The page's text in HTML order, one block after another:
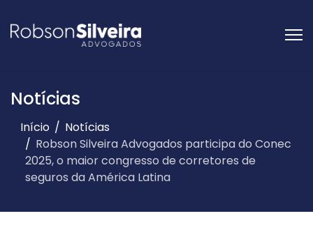
Notícias
Início
Notícias
Robson Silveira Advogados participa do Conec
2025, o maior congresso de corretores de
seguros da América Latina